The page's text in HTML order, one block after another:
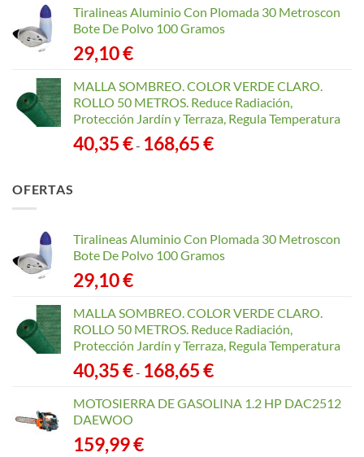
Tiralineas Aluminio Con Plomada 30 Metroscon
Bote De Polvo 100 Gramos
29,10€
MALLA SOMBREO. COLOR VERDE CLARO.
ROLLO 50 METROS. Reduce Radiación,
Protección Jardín y Terraza, Regula Temperatura
40,35€- 168,65€Rango
168,65 €
OFERTAS
Tiralineas Aluminio Con Plomada 30 Metroscon
Bote De Polvo 100 Gramos
29,10€
MALLA SOMBREO. COLOR VERDE CLARO.
ROLLO 50 METROS. Reduce Radiación,
Protección Jardín y Terraza, Regula Temperatura
40,35€- 168,65€Rango
precios:
MOTOSIERRA DE GASOLINA 1.2 HP DAC2512
DAEWOO
159,99€